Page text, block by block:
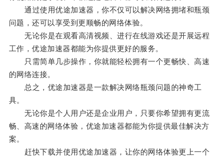
通过使用优途加速器，你不仅可以解决网络拥堵和瓶颈
问题，还可以享受到更顺畅的网络体验。
无论你是在观看高清视频、进行在线游戏还是开展远程
工作，优途加速器都能为你提供更好的服务。
只需简单几步操作，你就能轻松拥有一个更畅快、高速
的网络连接。
总之，优途加速器是一款解决网络瓶颈问题的神奇工
具。
无论你是个人用户还是企业用户，只要你希望拥有更流
畅、高速的网络体验，优途加速器都能为你提供最佳解决方
案。
赶快下载并使用优途加速器，让你的网络体验更上一个